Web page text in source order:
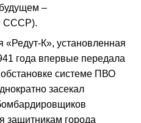
–
СССР).
«Редут-К», установленная
года впервые передала
системе ПВО
засекал
города